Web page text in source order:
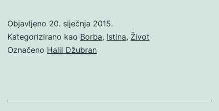
Objavljeno 20. siječnja 2015.
Kategorizirano kao Borba, Istina, Život
Označeno Halil Džubran